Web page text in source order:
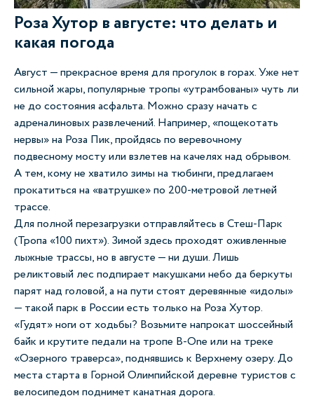
Роза Хутор в августе: что делать и
какая погода
Август — прекрасное время для прогулок в горах. Уже нет
сильной жары, популярные тропы «утрамбованы» чуть ли
не до состояния асфальта. Можно сразу начать с
адреналиновых развлечений. Например, «пощекотать
нервы» на Роза Пик, пройдясь по веревочному
подвесному мосту или взлетев на качелях над обрывом.
А тем, кому не хватило зимы на тюбинги, предлагаем
прокатиться на «ватрушке» по 200-метровой летней
трассе.
Для полной перезагрузки отправляйтесь в Стеш-Парк
(Тропа «100 пихт»). Зимой здесь проходят оживленные
лыжные трассы, но в августе — ни души. Лишь
реликтовый лес подпирает макушками небо да беркуты
парят над головой, а на пути стоят деревянные «идолы»
— такой парк в России есть только на Роза Хутор.
«Гудят» ноги от ходьбы? Возьмите напрокат шоссейный
байк и крутите педали на тропе B-One или на треке
«Озерного траверса», поднявшись к Верхнему озеру. До
места старта в Горной Олимпийской деревне туристов с
велосипедом поднимет канатная дорога.